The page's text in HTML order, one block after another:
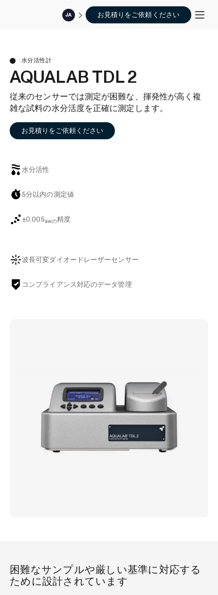
JA お見積りをご依頼ください
水分活性計
AQUALAB TDL 2
従来のセンサーでは測定が困難な、揮発性が高く複
雑な試料の水分活度を正確に測定します。
お見積りをご依頼ください
水分活性
5分以内の測定値
±0.005awの精度
波長可変ダイオードレーザーセンサー
コンプライアンス対応のデータ管理
困難なサンプルや厳しい基準に対応する
ために設計されています